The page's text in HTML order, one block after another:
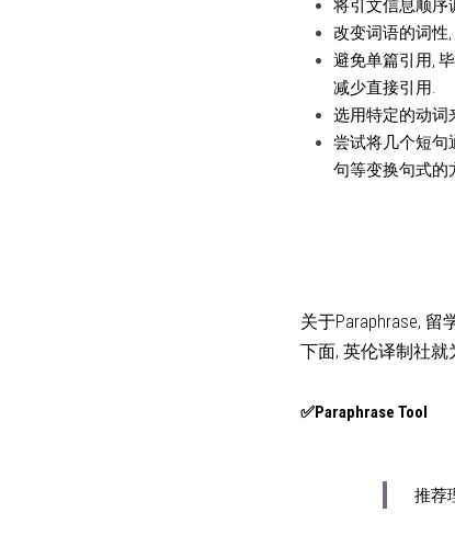
将引文信息顺序
改变词语的词性
避免单篇引用,
减少直接引用.
选用特定的动词
尝试将几个短句
句等变换句式的
关于Paraphrase,
下面, 英伦译制社就
✅Paraphrase Tool
推荐